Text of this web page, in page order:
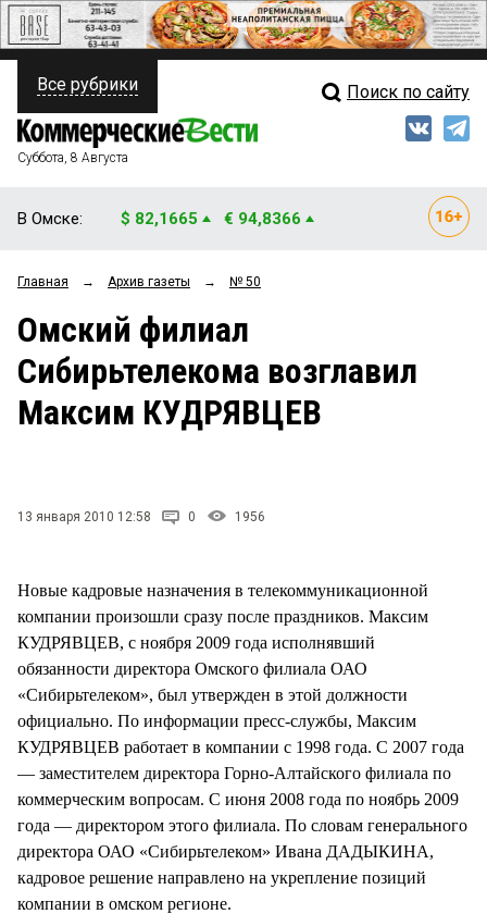
ПОЛИТИКА
ФИНАНСЫ
ОБЩЕСТВО
ЗАКОН
НОВОСТИ КОМПАНИЙ
Свежий выпуск
Блоги
Архив
Все рубрики Поиск по сайту
Суббота, 8 Августа
В Омске: $ 82,1665 € 94,8366
Главная → Архив газеты → № 50
Омский филиал
Сибирьтелекома возглавил
Максим КУДРЯВЦЕВ
13 января 2010 12:58 0 1956
Новые кадровые назначения в телекоммуникационной
компании произошли сразу после праздников. Максим
КУДРЯВЦЕВ, с ноября 2009 года исполнявший
обязанности директора Омского филиала ОАО
«Сибирьтелеком», был утвержден в этой должности
официально. По информации пресс-службы, Максим
КУДРЯВЦЕВ работает в компании с 1998 года. С 2007 года
— заместителем директора Горно-Алтайского филиала по
коммерческим вопросам. С июня 2008 года по ноябрь 2009
года — директором этого филиала. По словам генерального
директора ОАО «Сибирьтелеком» Ивана ДАДЫКИНА,
кадровое решение направлено на укрепление позиций
компании в омском регионе.